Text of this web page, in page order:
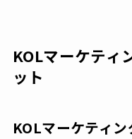
KOLマーケティ
ット
KOLマーケティ